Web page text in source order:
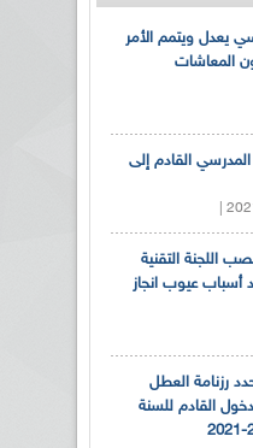
يعدل ويتمم الأمر
المعاشات
القادم إلى
اللجنة التقنية
أسباب عيوب انجاز
رزنامة العطل
القادم للسنة